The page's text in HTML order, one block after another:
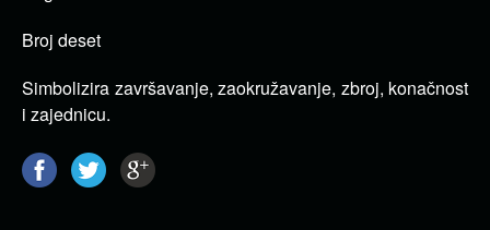
Broj deset
Simbolizira završavanje, zaokružavanje, zbroj, konačnost
i zajednicu.